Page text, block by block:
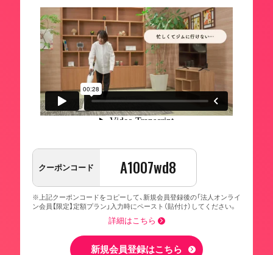
クーポンコード A1007wd8
※上記クーポンコードをコピーして、新規会員登録後の「法人オンライ
ン会員【限定】定額プラン」入力時にペースト（貼付け）してください。
詳細はこちら
新規会員登録はこちら